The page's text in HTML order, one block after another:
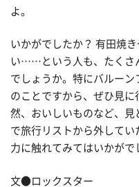
よ。
いかがでしたか？ 有田焼
い……という人も、たくさ
でしょうか。特にバルーン
のことですから、ぜひ見
然、おいしいものなど、見
で旅行リストから外して
力に触れてみてはいかがで
文●ロックスター